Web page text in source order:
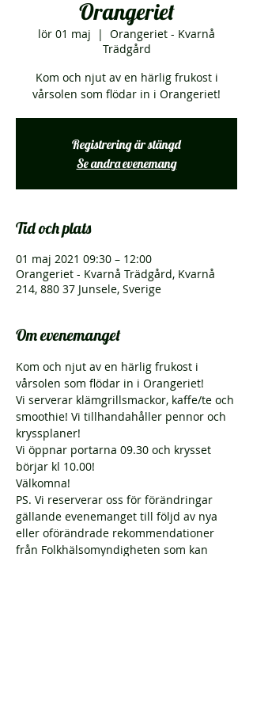
Orangeriet
lör 01 maj
  |
Orangeriet - Kvarnå
Trädgård
Kom och njut av en härlig frukost i
vårsolen som flödar in i Orangeriet!
Registrering är stängd
Se andra evenemang
Tid och plats
01 maj 2021 09:30 – 12:00
Orangeriet - Kvarnå Trädgård, Kvarnå
214, 880 37 Junsele, Sverige
Om evenemanget
Kom och njut av en härlig frukost i
vårsolen som flödar in i Orangeriet!
Vi serverar klämgrillsmackor, kaffe/te och
smoothie! Vi tillhandahåller pennor och
kryssplaner!
Vi öppnar portarna 09.30 och krysset
börjar kl 10.00!
Välkomna!
PS. Vi reserverar oss för förändringar
gällande evenemanget till följd av nya
eller oförändrade rekommendationer
från Folkhälsomyndigheten som kan